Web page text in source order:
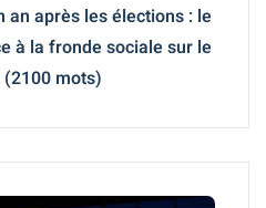
an après les élections : le
à la fronde sociale sur le
(2100 mots)